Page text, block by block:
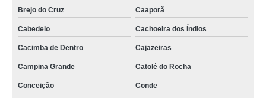
coworking endereço comercial contato Pirpirituba
coworking compartilhado comercial contato Jaboatão dos Guararapes
onde alugar coworking sala comercial Salvador
coworking sala comercial alugar Pedras de Fogo
coworking sala comercial compartilhada alugar Mari
Brejo do Cruz Caaporã
Cabedelo Cachoeira dos Índios
Cacimba de Dentro Cajazeiras
Campina Grande Catolé do Rocha
Conceição Conde